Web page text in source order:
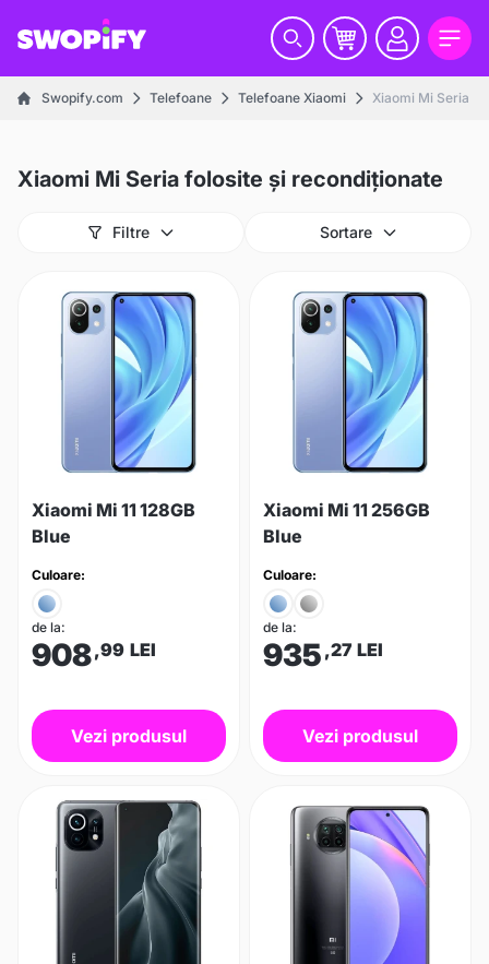
Swopify.com Telefoane Telefoane Xiaomi Xiaomi Mi Seria
Xiaomi Mi Seria folosite și recondiționate
Filtre Sortare
Xiaomi Mi 11 128GB
Blue
Culoare:
de la:
908,99 LEI
Vezi produsul
Xiaomi Mi 11 256GB
Blue
Culoare:
de la:
935 ,27 LEI
Vezi produsul